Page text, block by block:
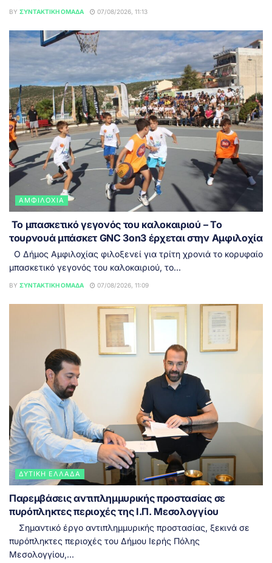
BY ΣΥΝΤΑΚΤΙΚΉ ΟΜΆΔΑ 07/08/2026, 11:13
ΑΜΦΙΛΟΧΊΑ
Το μπασκετικό γεγονός του καλοκαιριού – Το
τουρνουά μπάσκετ GNC 3on3 έρχεται στην Αμφιλοχία
Ο Δήμος Αμφιλοχίας φιλοξενεί για τρίτη χρονιά το κορυφαίο
μπασκετικό γεγονός του καλοκαιριού, το...
BY ΣΥΝΤΑΚΤΙΚΉ ΟΜΆΔΑ 07/08/2026, 11:09
ΔΥΤΙΚΉ ΕΛΛΆΔΑ
Παρεμβάσεις αντιπλημμυρικής προστασίας σε
πυρόπληκτες περιοχές της Ι.Π. Μεσολογγίου
Σημαντικό έργο αντιπλημμυρικής προστασίας, ξεκινά σε
πυρόπληκτες περιοχές του Δήμου Ιερής Πόλης
Μεσολογγίου,...